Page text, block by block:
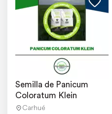
Semilla de Panicum
Coloratum Klein
Carhué